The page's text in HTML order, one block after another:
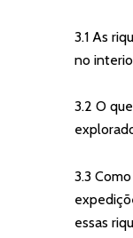
3.1 As
no
3.2 O
3.3
essas